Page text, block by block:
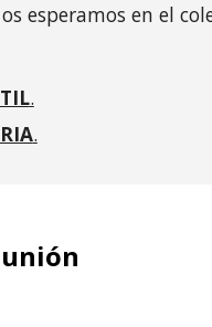
os esperamos en el
.
.